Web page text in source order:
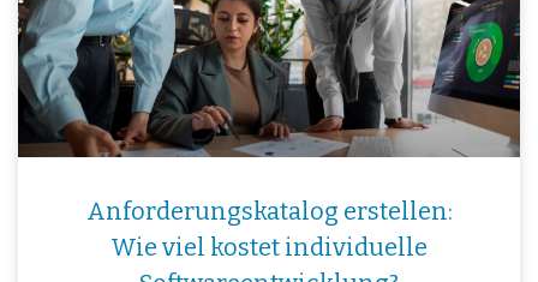
Anforderungskatalog erstellen:
Wie viel kostet individuelle